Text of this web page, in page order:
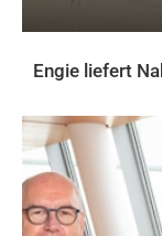
Engie liefert